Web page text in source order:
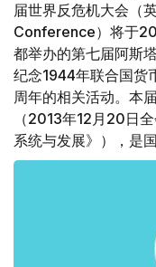
届世界反危机大会（
Conference）将于
都举办的第七届阿斯
纪念1944年联合国货
周年的相关活动。本
（2013年12月20日
系统与发展》），是